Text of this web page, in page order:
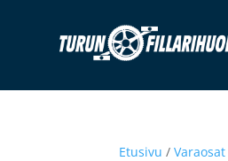
Etusivu /Varaosat